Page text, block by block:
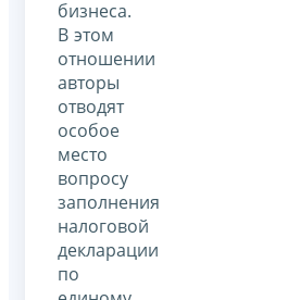
бизнеса.
В этом
отношении
авторы
отводят
особое
место
вопросу
заполнения
налоговой
декларации
по